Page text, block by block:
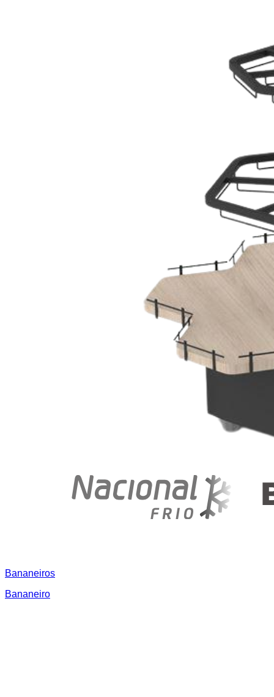
Bananeiros
Bananeiro